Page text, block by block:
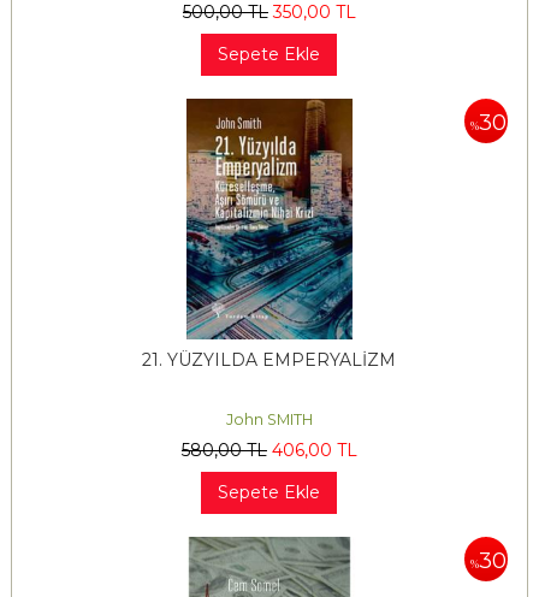
500,00TL 350,00 TL
Sepete Ekle
%30
21. YÜZYILDA EMPERYALİZM
John SMITH
580,00TL 406,00 TL
Sepete Ekle
%30